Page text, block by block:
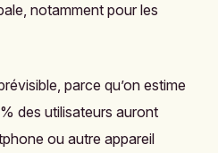
notamment pour les
parce qu’on estime
des utilisateurs auront
ou autre appareil